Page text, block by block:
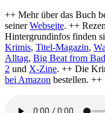
++ Mehr über das Buch
seinerWebseite. ++
Hintergrundinfos finden
Krimis, Titel-Magazin,
Alltag, Big Beat from
2 und X-Zine. ++ Die
bei Amazon bestellen. ++